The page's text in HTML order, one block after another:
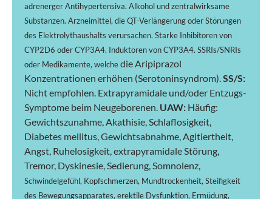
adrenerger Antihypertensiva. Alkohol und zentralwirksame
Substanzen. Arzneimittel, die QT-Verlängerung oder Störungen
des Elektrolythaushalts verursachen. Starke Inhibitoren von
CYP2D6 oder CYP3A4. Induktoren von CYP3A4. SSRIs/SNRIs
oder Medikamente, welchedie Aripiprazol
Konzentrationen erhöhen (Serotoninsyndrom). SS/S:
Nicht empfohlen. Extrapyramidale und/oder Entzugs-
Symptome beim Neugeborenen. UAW: Häufig:
Gewichtszunahme, Akathisie, Schlaflosigkeit,
Diabetes mellitus, Gewichtsabnahme, Agitiertheit,
Angst, Ruhelosigkeit, extrapyramidale Störung,
Tremor, Dyskinesie, Sedierung, Somnolenz,
Schwindelgefühl, Kopfschmerzen, Mundtrockenheit, Steifigkeit
des Bewegungsapparates, erektile Dysfunktion, Ermüdung,